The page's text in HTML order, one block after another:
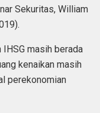
Sekuritas, William
masih berada
kenaikan masih
perekonomian